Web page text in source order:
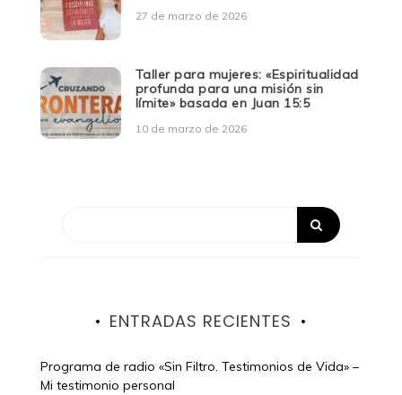
27 de marzo de 2026
Taller para mujeres: «Espiritualidad
profunda para una misión sin
límite» basada en Juan 15:5
10 de marzo de 2026
ENTRADAS RECIENTES
Programa de radio «Sin Filtro. Testimonios de Vida» –
Mi testimonio personal